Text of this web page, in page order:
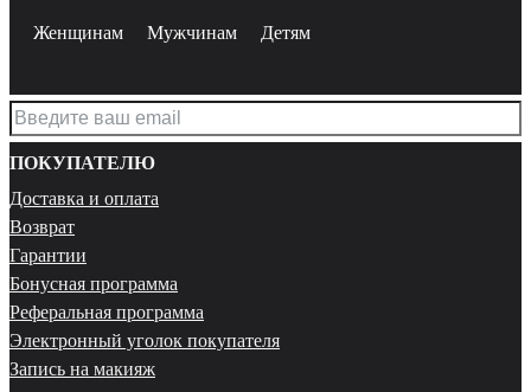
Женщинам Мужчинам Детям
ПОКУПАТЕЛЮ
Доставка и оплата
Возврат
Гарантии
Бонусная программа
Реферальная программа
Электронный уголок покупателя
Запись на макияж